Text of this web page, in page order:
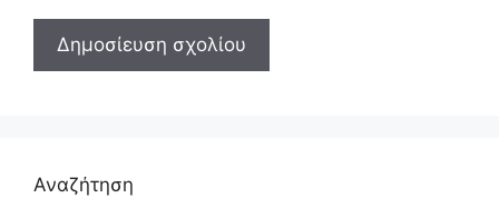
Αναζήτηση